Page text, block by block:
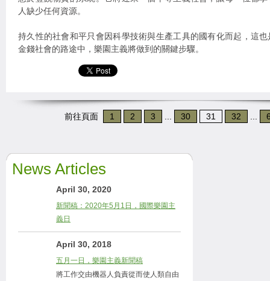
人缺少任何資源。
持久性的社會和平只會因科學技術與生產工具的國有化而起，這
金錢社會的路途中，樂園主義將做到的關鍵步驟。
前往頁面 1 2 3 30 31 32
News Articles
April 30, 2020
新聞稿：2020年5月1日，國際樂園主
義日
April 30, 2018
五月一日，樂園主義新聞稿
將工作交由機器人負責從而使人類自由